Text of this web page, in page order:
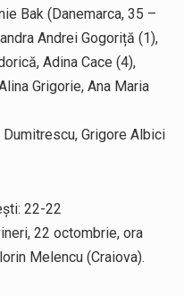
Bak (Danemarca, 35 –
Andrei Gogoriță (1),
Adina Cace (4),
Grigorie, Ana Maria
Grigore Albici
22-22
22 octombrie, ora
Melencu (Craiova).